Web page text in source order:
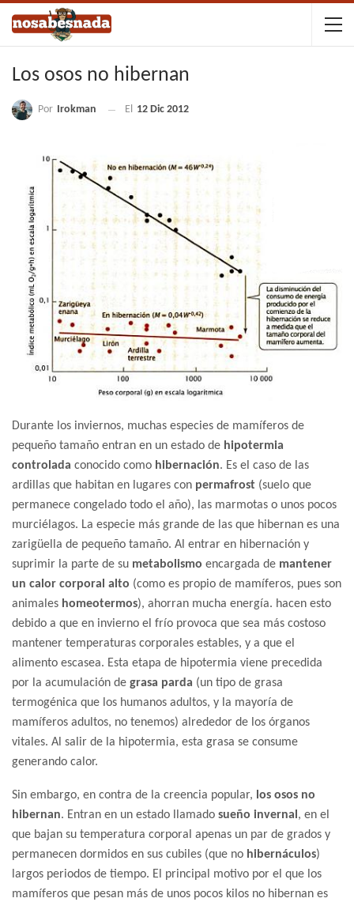
Los osos no hibernan
Por Irokman El 12 Dic 2012
Durante los inviernos, muchas especies de mamíferos de
pequeño tamaño entran en un estado de hipotermia
controlada conocido como hibernación. Es el caso de las
ardillas que habitan en lugares con permafrost (suelo que
permanece congelado todo el año), las marmotas o unos pocos
murciélagos. La especie más grande de las que hibernan es una
zarigüella de pequeño tamaño. Al entrar en hibernación y
suprimir la parte de su metabolismo encargada de mantener
un calor corporal alto (como es propio de mamíferos, pues son
animales homeotermos), ahorran mucha energía. hacen esto
debido a que en invierno el frío provoca que sea más costoso
mantener temperaturas corporales estables, y a que el
alimento escasea. Esta etapa de hipotermia viene precedida
por la acumulación de grasa parda (un tipo de grasa
termogénica que los humanos adultos, y la mayoría de
mamíferos adultos, no tenemos) alrededor de los órganos
vitales. Al salir de la hipotermia, esta grasa se consume
generando calor.
Sin embargo, en contra de la creencia popular, los osos no
hibernan. Entran en un estado llamado sueño invernal , en el
que bajan su temperatura corporal apenas un par de grados y
permanecen dormidos en sus cubiles (que no hibernáculos)
largos periodos de tiempo. El principal motivo por el que los
mamíferos que pesan más de unos pocos kilos no hibernan es